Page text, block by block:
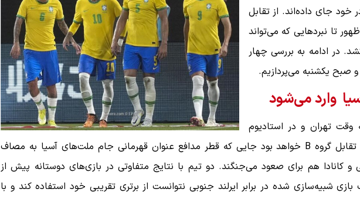
جای داده‌‌اند. از تقابل
تا نبردهایی که می‌تواند
در ادامه به بررسی چهار
صبح یکشنبه می‌پردازیم.
وارد می‌شود
۲۳ خرداد ساعت 22:30 به وقت تهران و در استادیوم
خلیج سان‌فرانسیسکو میزبان اولین تقابل گروه B خواهد بود جایی که قطر مدافع عنوان قهرمانی جام ملت‌های آسیا به مصاف
کانادا هم برای صعود می‌جنگند. دو تیم با نتایج متفاوتی در بازی‌های دوستانه پیش از
شبیه‌‌سازی شده در برابر ایرلند جنوبی نتوانست از برتری تقریبی خود استفاده کند و با